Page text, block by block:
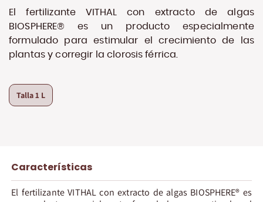
El fertilizante VITHAL con extracto de algas
BIOSPHERE® es un producto especialmente
formulado para estimular el crecimiento de las
plantas y corregir la clorosis férrica.
Talla1 L
Características
El fertilizante VITHAL con extracto de algas BIOSPHERE® es